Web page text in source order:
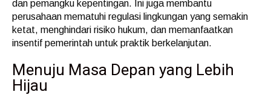
dan pemangku kepentingan. Ini juga membantu
perusahaan mematuhi regulasi lingkungan yang semakin
ketat, menghindari risiko hukum, dan memanfaatkan
insentif pemerintah untuk praktik berkelanjutan.
Menuju Masa Depan yang Lebih
Hijau